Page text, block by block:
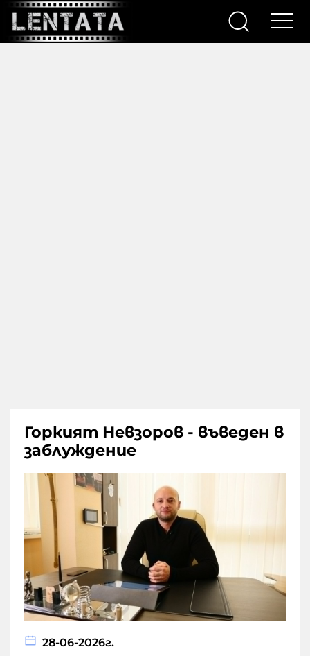
Горкият Невзоров - въведен в
заблуждение
28-06-2026г.